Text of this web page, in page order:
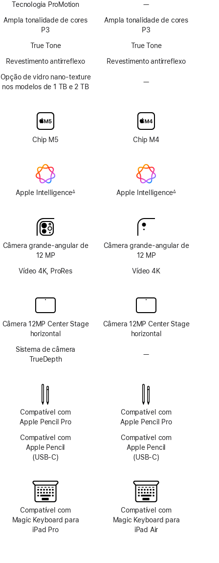
rodapé
Tecnologia ProMotion
Ampla tonalidade de cores
P3
True Tone
Revestimento antirreflexo
Opção de vidro nano-texture
nos modelos de 1 TB e 2 TB
Chip M5
Apple Intelligence∆
Câmera grande-angular de
12 MP
Vídeo 4K, ProRes
Câmera 12MP Center Stage
horizontal
Sistema de câmera
TrueDepth
Compatível com
Apple Pencil Pro
Compatível com
Apple Pencil
(USB-C)
Compatível com
Magic Keyboard para
iPad Pro
rodapé
—Sem
ProMotion
Ampla tonalidade de cores
P3
True Tone
Revestimento antirreflexo
—Sem
vidro
nano-
texture
Chip M4
Apple Intelligence∆
Câmera grande-angular de
12 MP
Vídeo 4K
Câmera 12MP Center Stage
horizontal
—Sem
Compatível com
Apple Pencil Pro
Compatível com
Apple Pencil
(USB-C)
Compatível com
Magic Keyboard para
iPad Air